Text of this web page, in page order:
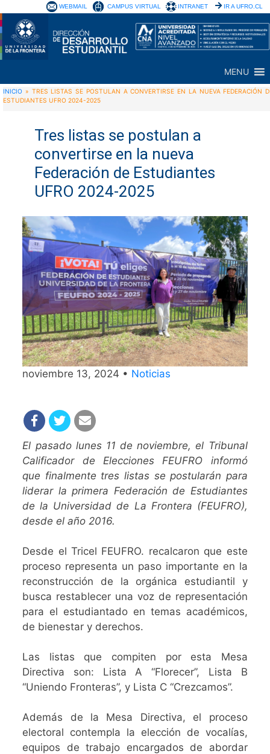
WEBMAIL CAMPUS VIRTUAL INTRANET IR A UFRO.CL
MENU
INICIO » TRES LISTAS SE POSTULAN A CONVERTIRSE EN LA NUEVA FEDERACIÓN
ESTUDIANTES UFRO 2024-2025
Tres listas se postulan a
convertirse en la nueva
Federación de Estudiantes
UFRO 2024-2025
noviembre 13, 2024 • Noticias
El pasado lunes 11 de noviembre, el Tribunal
Calificador de Elecciones FEUFRO informó
que finalmente tres listas se postularán para
liderar la primera Federación de Estudiantes
de la Universidad de La Frontera (FEUFRO),
desde el año 2016.
Desde el Tricel FEUFRO. recalcaron que este
proceso representa un paso importante en la
reconstrucción de la orgánica estudiantil y
busca restablecer una voz de representación
para el estudiantado en temas académicos,
de bienestar y derechos.
Las listas que compiten por esta Mesa
Directiva son: Lista A “Florecer”, Lista B
“Uniendo Fronteras”, y Lista C “Crezcamos”.
Además de la Mesa Directiva, el proceso
electoral contempla la elección de vocalías,
equipos de trabajo encargados de abordar